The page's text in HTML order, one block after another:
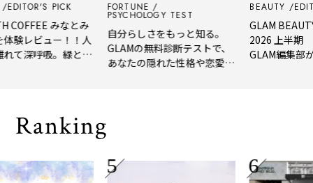
PICK
みなとみ
ビュー！！人
呼吸。緑と
FORTUNE
PSYCHOLOGY TEST
自分らしさをもっと知る。
GLAMの無料診断テストで、
あなたの隠れた性格や恋愛タ
BEAUTY EDITOR'S
GLAM BEAUTY
2026 上半期 美容
GLAM編集部が選ん
年上半期の新作ベ
Ranking